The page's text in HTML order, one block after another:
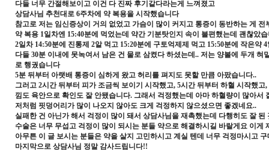
다들 너무 간절해보이고 이건 다 진짜 후기같다라는게 느껴졌고
상담사님 추천대로 6주차에 약 복용을 시작했습니다
참고로 저는 임신증상이 거의 없었고 가슴이 많이 커지고 통증이 동반하는 게 전
약 복용 1일차엔 15:40분에 먹었는데 약간 기분탓인지 속이 불편했는데 괜찮았
2일차 14:50분에 진통제 2알 먹고 15:20분에 구토억제제 먹고 15:50분에 작은약
다들 30분 이내에 못녹여서 남은 건 물로 삼켰다 하셨는데.. 저는 양볼에 두개
로 행궜습니다
5분 뒤부터 아랫배 통증이 심하게 왔고 허리를 펴지도 못할 만큼 아팠습니다..
그러고 2시간 뒤부터 피가 조금씩 보이기 시작했고, 5시간 뒤부터 하혈 시작했
낌도 육안으로 확인도 잘 안됐습니다. 그래서 걱정했는데 아마 하혈량이 많아
저처럼 핏덩어리가 많이 나오지 않아도 크게 걱정하지 않으셨으면 좋겠네요..
실패한 건 아닌가 해서 걱정이 많이 돼서 상담사님을 재촉했는데 다행히도 잘
수술은 너무 무섭고 걱정이 많이 되시는 분들 약으로 해결하시길 바랄게요 이게
아무튼 이 글 보시는 분들은 약을 살지 고민하시고 계실 텐데 너무 걱정마시고
마지막으로 상담사님 정말 감사드립니다!!